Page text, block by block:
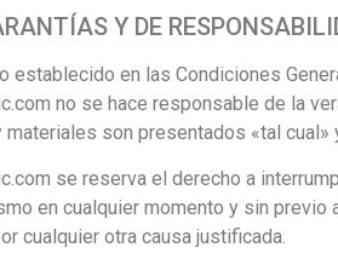
Y DE
establecido en las Condiciones
no se hace responsable de la
son presentados «tal
se reserva el derecho a
en cualquier momento y sin
cualquier otra causa justificada.